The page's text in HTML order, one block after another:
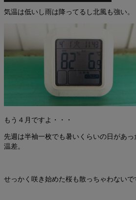
気温は低いし雨は降ってるし北風も強い。
もう４月ですよ・・・
先週は半袖一枚でも暑いくらいの日があ
温差。
せっかく咲き始めた桜も散っちゃわないで